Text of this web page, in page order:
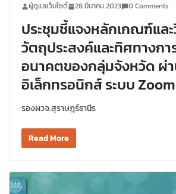
ผู้ดูแลเว็บไซต์ 28 มีนาคม 2023 0 Comments
ประชุมชี้แจงหลักเกณฑ์แล
วัตถุประสงค์และทิศทางก
อนาคตของกลุ่มจังหวัด ผ่
อิเล็กทรอนิกส์ ระบบ
รองผวจ.สุราษฎร์ธานีร
Read More